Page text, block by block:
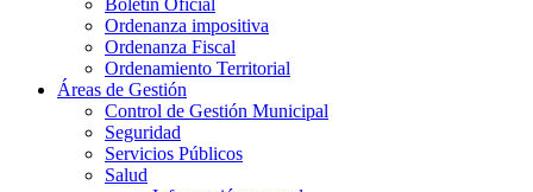
Boletín Oficial
Ordenanza impositiva
Ordenanza Fiscal
Ordenamiento Territorial
Áreas de Gestión
Control de Gestión Municipal
Seguridad
Servicios Públicos
Salud